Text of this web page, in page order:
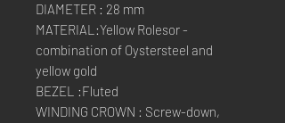
DIAMETER : 28 mm
MATERIAL:Yellow Rolesor -
combination of Oystersteel and
yellow gold
BEZEL :Fluted
WINDING CROWN : Screw-down,